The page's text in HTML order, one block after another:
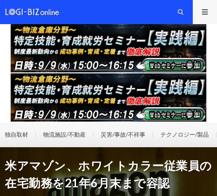
独自取材 物流施設/不動産 災害/事故/不祥事 テクノロジー/製品
米アマゾン、ホワイトカラー従業員の
在宅勤務を21年6月末まで容認